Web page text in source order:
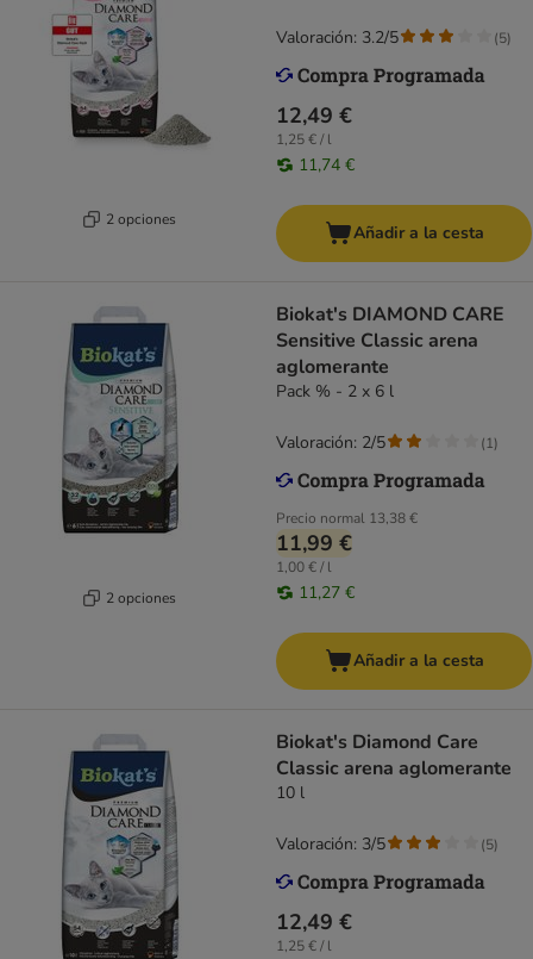
2 opciones
12,49 €
1,25 € / l
11,74 €
Valoración: 3.2/5 (5)
Añadir a la cesta
2 opciones
Biokat's DIAMOND CARE
Sensitive Classic arena
aglomerante
Pack % - 2 x 6 l
Precio normal 13,38 €
11,99 €
1,00 € / l
11,27 €
Valoración: 2/5 (1)
Añadir a la cesta
Biokat's Diamond Care
Classic arena aglomerante
10 l
12,49 €
1,25 € / l
Valoración: 3/5 (5)